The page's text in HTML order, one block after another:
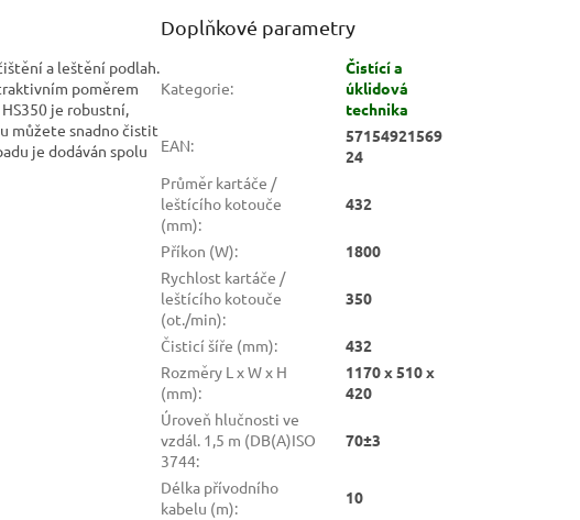
a leštění podlah.
poměrem
je robustní,
můžete snadno čistit
je dodáván spolu
Doplňkové parametry
Kategorie:
Čistící a
úklidová
technika
EAN:
57154921569
24
Průměr kartáče /
leštícího kotouče
(mm):
432
Příkon (W):
1800
Rychlost kartáče /
leštícího kotouče
(ot./min):
350
Čisticí šíře (mm):
432
Rozměry L x W x H
(mm):
1170 x 510 x
420
Úroveň hlučnosti ve
vzdál. 1,5 m (DB(A)ISO
3744:
70±3
Délka přívodního
kabelu (m):
10